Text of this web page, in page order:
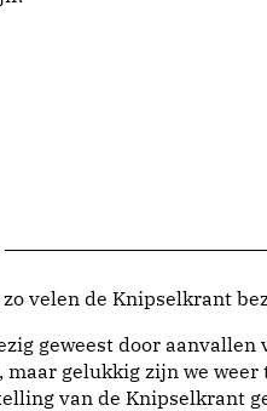
velen de Knipselkrant
geweest door aanvallen
maar gelukkig zijn we weer
van de Knipselkrant